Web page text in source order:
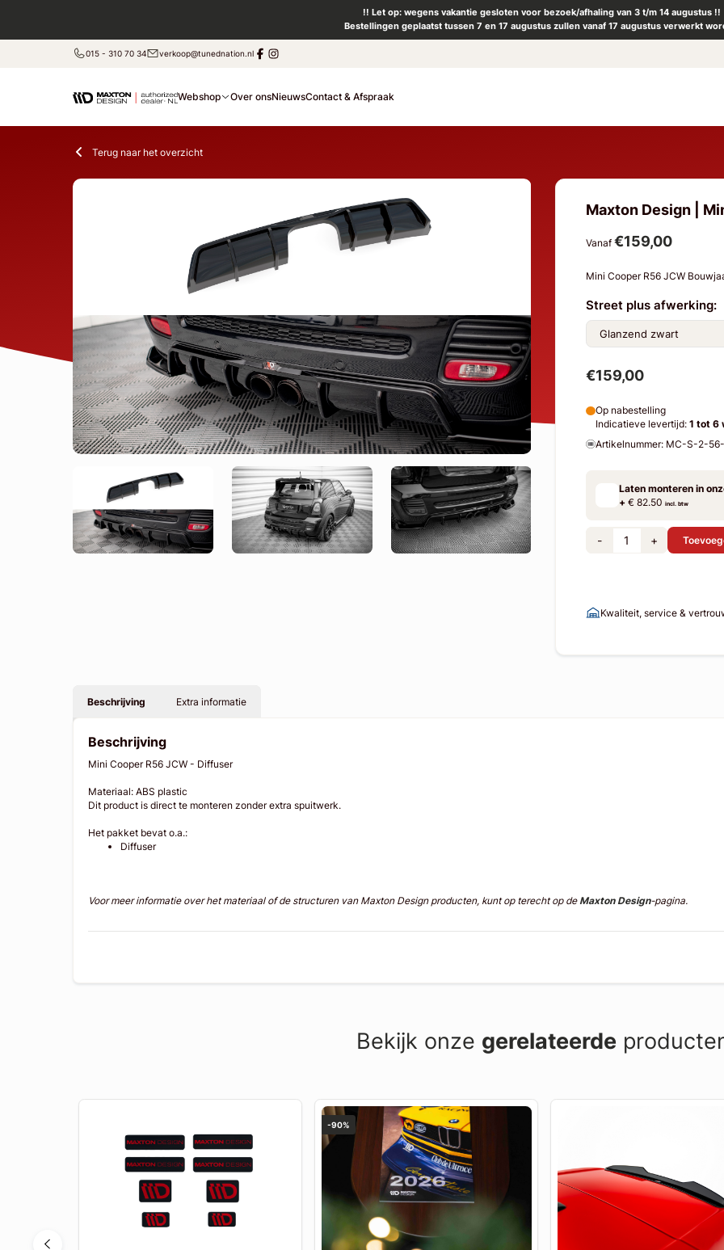
!! Let op: wegens vakantie gesloten voor bezoek/afhaling van 3 t/m 14 augustus !!
Bestellingen geplaatst tussen 7 en 17 augustus zullen vanaf 17 augustus verwerkt
015 - 310 70 34 verkoop@tunednation.nl
Webshop Over onsNieuwsContact & Afspraak
Terug naar het overzicht
Maxton Design |
Vanaf €159,00
Mini Cooper R56 JCW
Street plus afwerking:
€159,00
Op nabestelling
Indicatieve levertijd: 1 tot 6
Artikelnummer: MC-S-2-
Laten monteren in
+€ 82.50 incl. btw
- +
Kwaliteit, service &
Beschrijving Extra informatie
Beschrijving
Mini Cooper R56 JCW - Diffuser
Materiaal: ABS plastic
Dit product is direct te monteren zonder extra spuitwerk.
Het pakket bevat o.a.:
Diffuser
Voor meer informatie over het materiaal of de structuren van Maxton Design producten, kunt op terecht op deMaxton Design-pagina.
Bekijk onze gerelateerde
-90%